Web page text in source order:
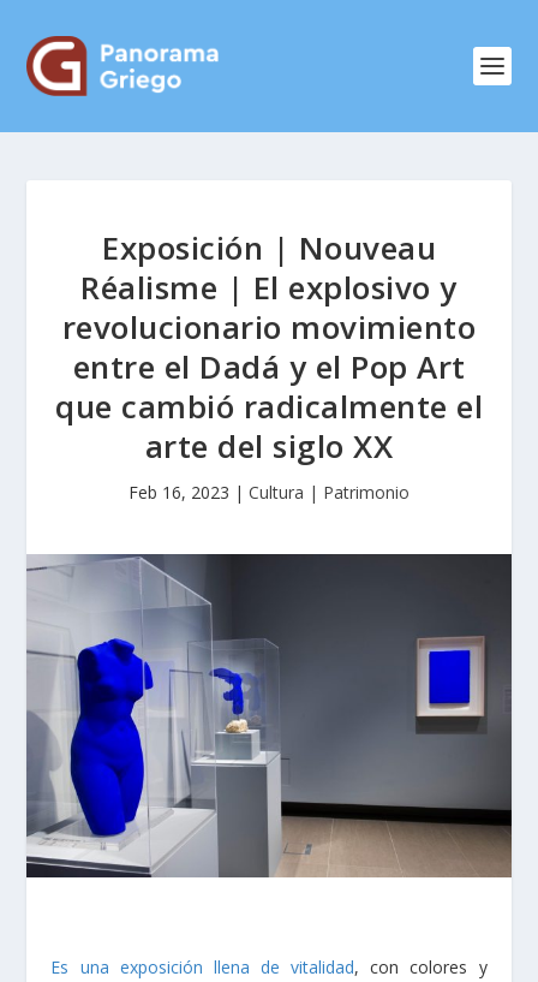
Exposición | Nouveau
Réalisme | El explosivo y
revolucionario movimiento
entre el Dadá y el Pop Art
que cambió radicalmente el
arte del siglo XX
Feb 16, 2023 | Cultura | Patrimonio
Es una exposición llena de vitalidad, con colores y